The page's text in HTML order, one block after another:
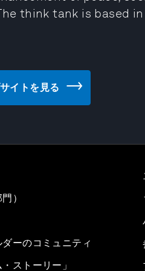
think tank is based
イトを見る
）
ーのコミュニティ
ストーリー」